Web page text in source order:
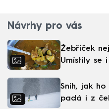
Návrhy pro vás
Žebříček
Umístily se
Sníh, jak ho
padá i z